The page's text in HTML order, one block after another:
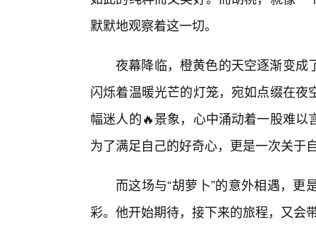
默默地观察着这一切。
夜幕降临，橙黄色的天空逐渐变成
闪烁着温暖光芒的灯笼，宛如点缀在
幅迷人的🔥景象，心中涌动着一股难
为了满足自己的好奇心，更是一次关于
而这场与“胡萝卜”的意外相遇，
彩。他开始期待，接下来的旅程，又会